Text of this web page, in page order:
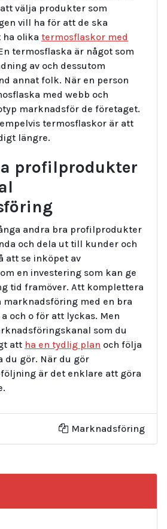
välja produkter som
vill ha för att de ska
ha olika termosflaskor med
termosflaska är något som
av och dessutom
annat folk. När en person
med webb och
marknadsför de företaget.
termosflaskor är att
längre.
profilprodukter
andra bra profilprodukter
och dela ut till kunder och
att se inköpet av
en investering som kan ge
tid framöver. Att komplettera
marknadsföring med en bra
a och o för att lyckas. Men
som du
att ha en tydlig plan och följa
du gör. När du gör
är det enklare att göra
Marknadsföring